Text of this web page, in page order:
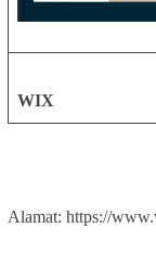
WIX
Alamat: https://